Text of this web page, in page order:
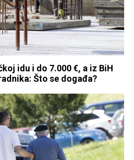
idu i do 7.000 €, a iz BiH
Što se događa?